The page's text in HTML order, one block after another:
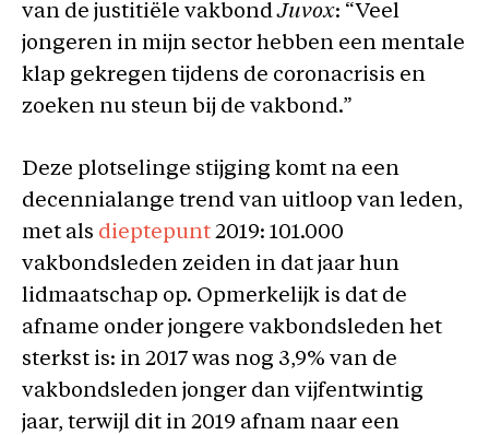
van de justitiële vakbondJuvox: “Veel
jongeren in mijn sector hebben een mentale
klap gekregen tijdens de coronacrisis en
zoeken nu steun bij de vakbond.”
Deze plotselinge stijging komt na een
decennialange trend van uitloop van leden,
met als dieptepunt 2019: 101.000
vakbondsleden zeiden in dat jaar hun
lidmaatschap op. Opmerkelijk is dat de
afname onder jongere vakbondsleden het
sterkst is: in 2017 was nog 3,9% van de
vakbondsleden jonger dan vijfentwintig
jaar, terwijl dit in 2019 afnam naar een